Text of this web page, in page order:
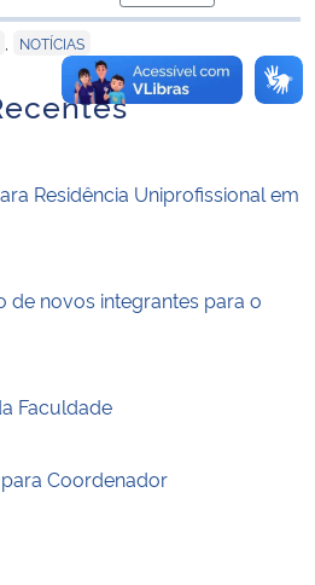
para área de
NOTÍCIAS
Residência Uniprofissional em
de novos integrantes para o
Faculdade
Coordenador